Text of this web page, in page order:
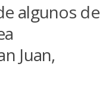
algunos de
Juan,